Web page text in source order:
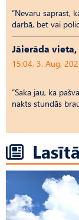
“Nevaru saprast,
darbā, bet vai
Jāierāda
15:04, 3. Aug,
“Saka jau, ka
nakts stundās